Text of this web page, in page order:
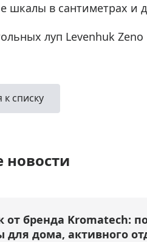
шкалы в сантиметрах и
луп Levenhuk Zeno
к списку
новости
от бренда Kromatech:
для дома, активного